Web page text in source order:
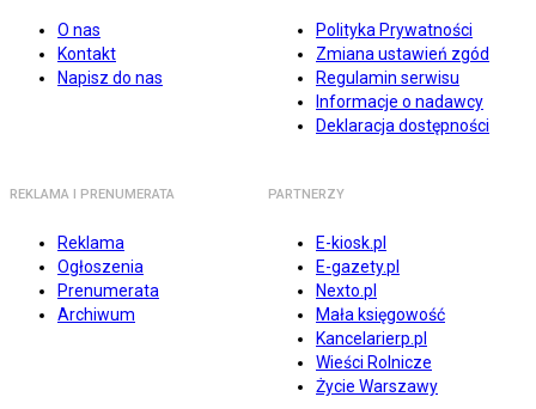
O nas
Kontakt
Napisz do nas
Polityka Prywatności
Zmiana ustawień zgód
Regulamin serwisu
Informacje o nadawcy
Deklaracja dostępności
REKLAMA I PRENUMERATA
Reklama
Ogłoszenia
Prenumerata
Archiwum
PARTNERZY
E-kiosk.pl
E-gazety.pl
Nexto.pl
Mała księgowość
Kancelarierp.pl
Wieści Rolnicze
Życie Warszawy